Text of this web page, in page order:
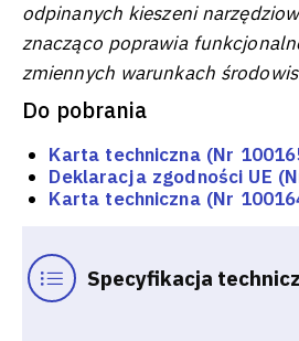
odpinanych kieszeni
znacząco poprawia
zmiennych warunkach
Do pobrania
Karta techniczna (Nr
Deklaracja zgodności UE
Karta techniczna (Nr
Specyfikacja